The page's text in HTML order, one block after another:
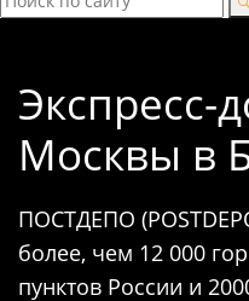
Экспресс-
Москвы в
ПОСТДЕПО
более, чем 12 000
пунктов России и